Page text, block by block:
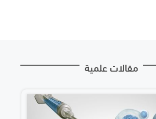
مقالات علمية